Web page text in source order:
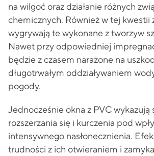
na wilgoć oraz działanie różnych
chemicznych. Również w tej kwestii
wygrywają te wykonane z tworzyw
Nawet przy odpowiedniej
będzie z czasem narażone na
długotrwałym oddziaływaniem
pogody.
Jednocześnie okna z PVC wykazują
rozszerzania się i kurczenia pod
intensywnego nasłonecznienia.
trudności z ich otwieraniem i